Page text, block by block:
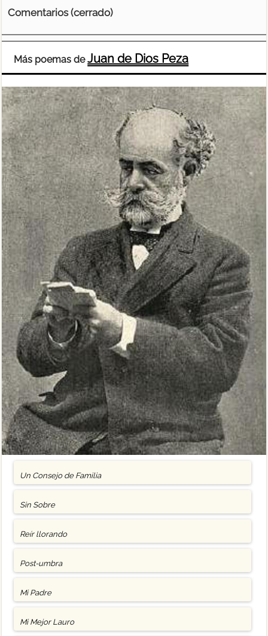
Comentarios (cerrado)
Más poemas deJuan de Dios Peza
Un Consejo de Familia
Sin Sobre
Reír llorando
Post-umbra
Mi Padre
Mi Mejor Lauro